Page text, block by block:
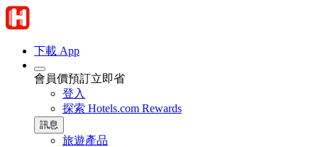
下載 App
會員價預訂立即省
登入
探索 Hotels.com Rewards
訊息
旅遊產品